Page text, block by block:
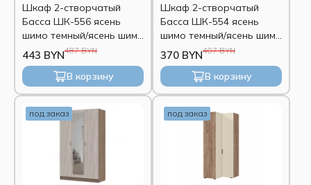
Шкаф 2-створчатый
Басса ШК-556 ясень
шимо темный/ясень шимо
светлый 487 BYN
443 BYN
В корзину
Шкаф 2-створчатый
Басса ШК-554 ясень
шимо темный/ясень шимо
светлый 407 BYN
370 BYN
В корзину
под заказ под заказ